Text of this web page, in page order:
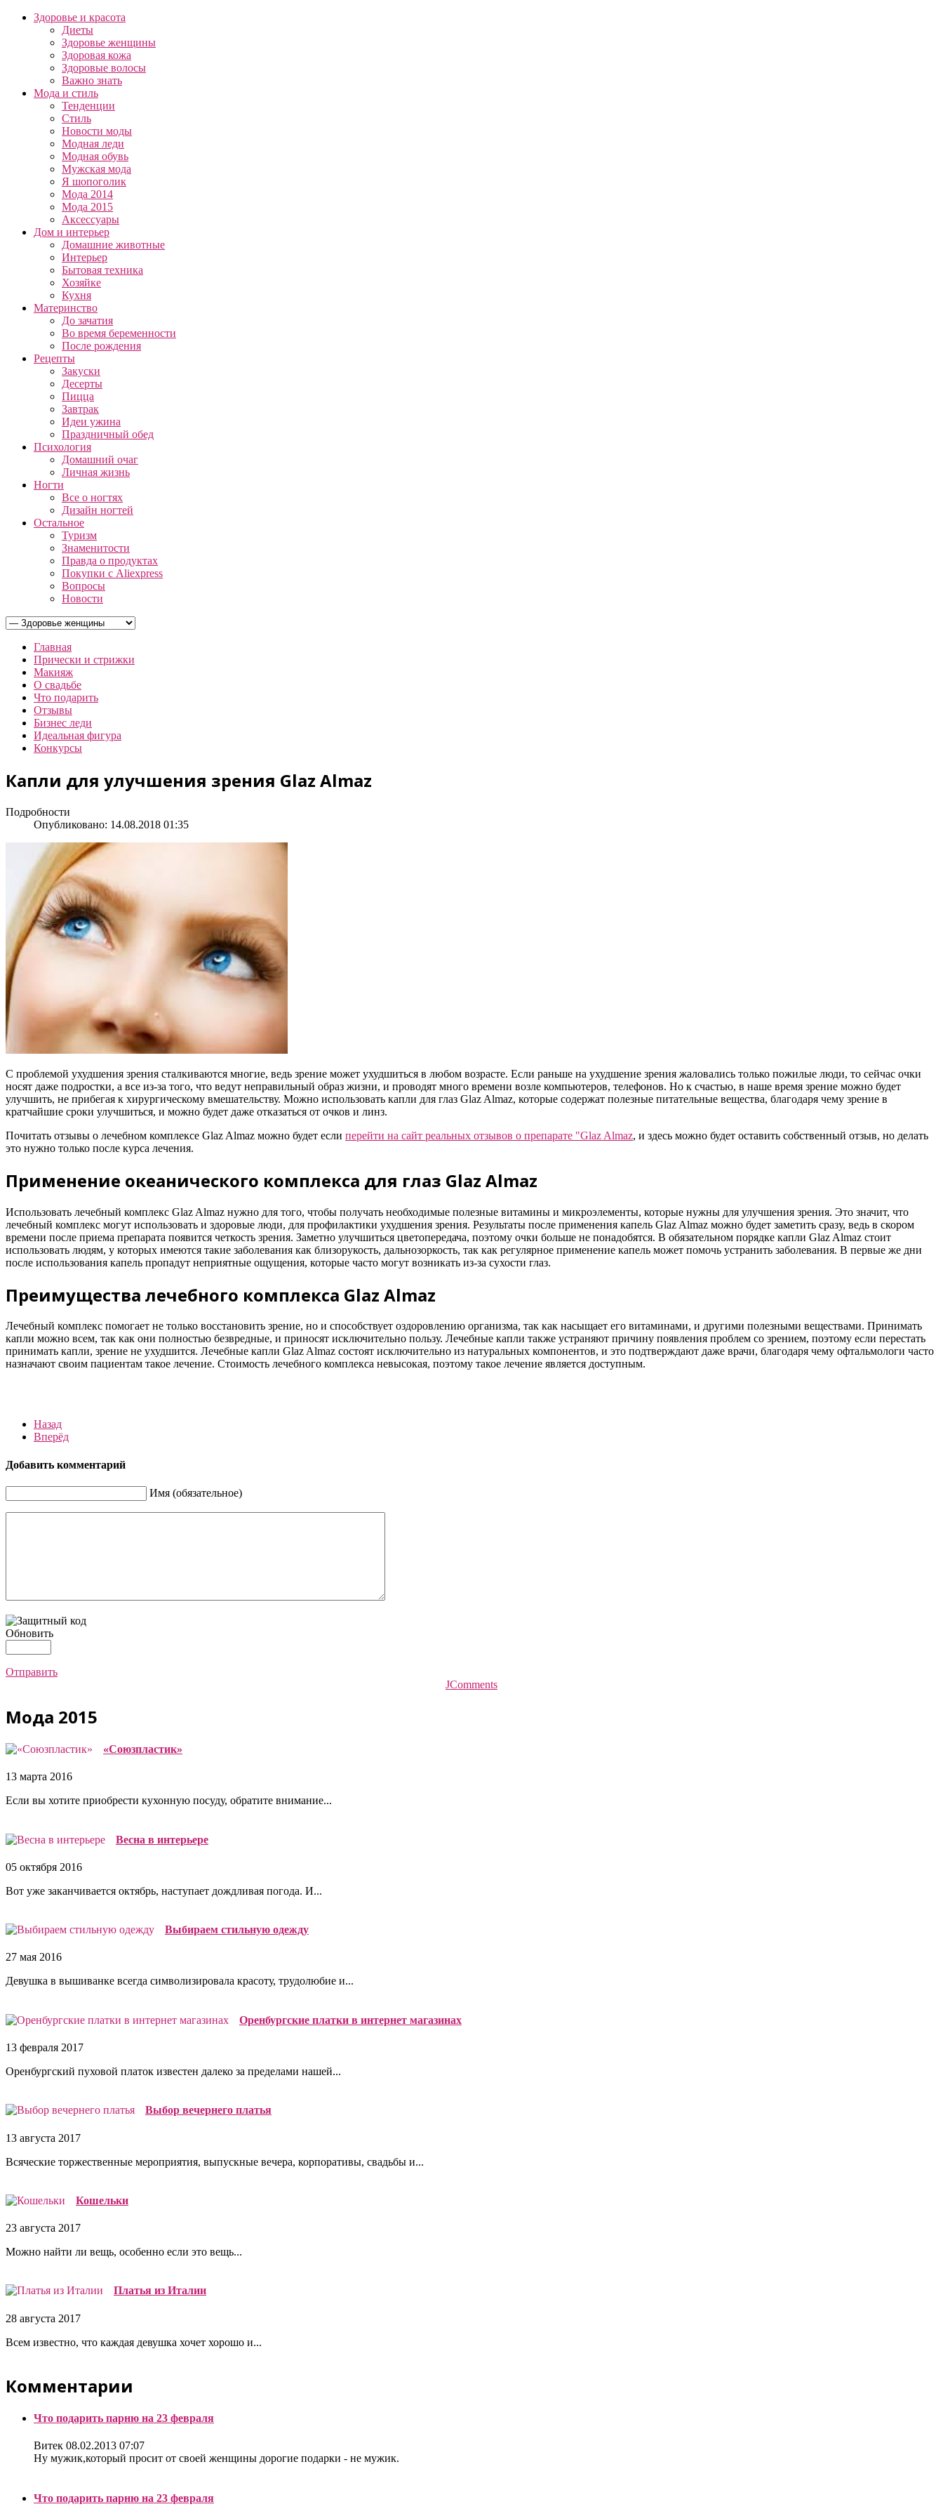
Здоровье и красота
Диеты
Здоровье женщины
Здоровая кожа
Здоровые волосы
Важно знать
Мода и стиль
Тенденции
Стиль
Новости моды
Модная леди
Модная обувь
Мужская мода
Я шопоголик
Мода 2014
Мода 2015
Аксессуары
Дом и интерьер
Домашние животные
Интерьер
Бытовая техника
Хозяйке
Кухня
Материнство
До зачатия
Во время беременности
После рождения
Рецепты
Закуски
Десерты
Пицца
Завтрак
Идеи ужина
Праздничный обед
Психология
Домашний очаг
Личная жизнь
Ногти
Все о ногтях
Дизайн ногтей
Остальное
Туризм
Знаменитости
Правда о продуктах
Покупки с Aliexpress
Вопросы
Новости
Главная
Прически и стрижки
Макияж
О свадьбе
Что подарить
Отзывы
Бизнес леди
Идеальная фигура
Конкурсы
Капли для улучшения зрения Glaz Almaz
Подробности
Опубликовано: 14.08.2018 01:35
С проблемой ухудшения зрения сталкиваются многие, ведь зрение может ухудшиться в любом возрасте. Если раньше на ухудшение зрения жаловались только пожилые люди, то сейчас очки
носят даже подростки, а все из-за того, что ведут неправильный образ жизни, и проводят много времени возле компьютеров, телефонов. Но к счастью, в наше время зрение можно будет
улучшить, не прибегая к хирургическому вмешательству. Можно использовать капли для глаз Glaz Almaz, которые содержат полезные питательные вещества, благодаря чему зрение в
кратчайшие сроки улучшиться, и можно будет даже отказаться от очков и линз.
Почитать отзывы о лечебном комплексе Glaz Almaz можно будет если перейти на сайт реальных отзывов о препарате "Glaz Almaz, и здесь можно будет оставить собственный отзыв, но делать
это нужно только после курса лечения.
Применение океанического комплекса для глаз Glaz Almaz
Использовать лечебный комплекс Glaz Almaz нужно для того, чтобы получать необходимые полезные витамины и микроэлементы, которые нужны для улучшения зрения. Это значит, что
лечебный комплекс могут использовать и здоровые люди, для профилактики ухудшения зрения. Результаты после применения капель Glaz Almaz можно будет заметить сразу, ведь в скором
времени после приема препарата появится четкость зрения. Заметно улучшиться цветопередача, поэтому очки больше не понадобятся. В обязательном порядке капли Glaz Almaz стоит
использовать людям, у которых имеются такие заболевания как близорукость, дальнозоркость, так как регулярное применение капель может помочь устранить заболевания. В первые же дни
после использования капель пропадут неприятные ощущения, которые часто могут возникать из-за сухости глаз.
Преимущества лечебного комплекса Glaz Almaz
Лечебный комплекс помогает не только восстановить зрение, но и способствует оздоровлению организма, так как насыщает его витаминами, и другими полезными веществами. Принимать
капли можно всем, так как они полностью безвредные, и приносят исключительно пользу. Лечебные капли также устраняют причину появления проблем со зрением, поэтому если перестать
принимать капли, зрение не ухудшится. Лечебные капли Glaz Almaz состоят исключительно из натуральных компонентов, и это подтверждают даже врачи, благодаря чему офтальмологи часто
назначают своим пациентам такое лечение. Стоимость лечебного комплекса невысокая, поэтому такое лечение является доступным.
Назад
Вперёд
Добавить комментарий
Имя (обязательное)
Обновить
Отправить
JComments
Мода 2015
«Союзпластик»
13 марта 2016
Если вы хотите приобрести кухонную посуду, обратите внимание...
Весна в интерьере
05 октября 2016
Вот уже заканчивается октябрь, наступает дождливая погода. И...
Выбираем стильную одежду
27 мая 2016
Девушка в вышиванке всегда символизировала красоту, трудолюбие и...
Оренбургские платки в интернет магазинах
13 февраля 2017
Оренбургский пуховой платок известен далеко за пределами нашей...
Выбор вечернего платья
13 августа 2017
Всяческие торжественные мероприятия, выпускные вечера, корпоративы, свадьбы и...
Кошельки
23 августа 2017
Можно найти ли вещь, особенно если это вещь...
Платья из Италии
28 августа 2017
Всем известно, что каждая девушка хочет хорошо и...
Комментарии
Что подарить парню на 23 февраля
Витек 08.02.2013 07:07
Ну мужик,который просит от своей женщины дорогие подарки - не мужик.
Что подарить парню на 23 февраля